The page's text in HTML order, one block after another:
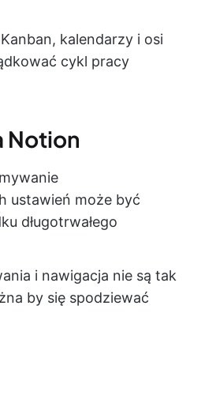
kalendarzy i osi
cykl pracy
Notion
ustawień może być
długotrwałego
i nawigacja nie są tak
by się spodziewać